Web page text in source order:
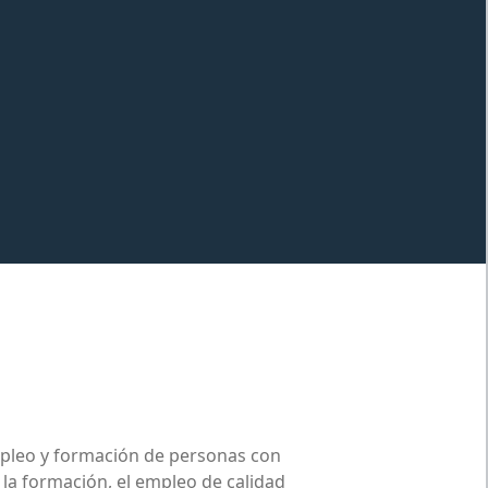
y formación de personas con
formación, el empleo de calidad